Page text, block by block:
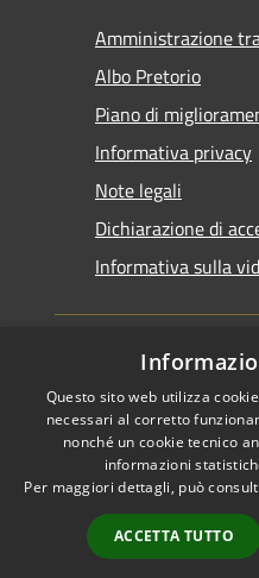
Amministrazione
Albo Pretorio
Piano di
Informativa privacy
Note legali
Dichiarazione di
Informativa sulla
RSS
Accessibilità
Cookie
Mappa del sito
Area riservata del
Questo sito web utilizza
necessari al corretto
nonché un cookie tecnico
informazioni
Per maggiori dettagli, può
ACCETTA TUTTO